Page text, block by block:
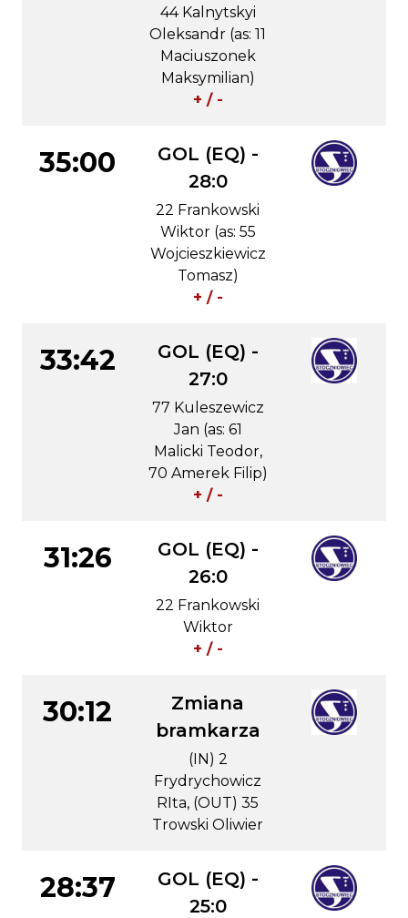
44 Kalnytskyi
Oleksandr (as: 11
Maciuszonek
Maksymilian)
+ / -
35:00
GOL (EQ) -
28:0
22 Frankowski
Wiktor (as: 55
Wojcieszkiewicz
Tomasz)
+ / -
33:42
GOL (EQ) -
27:0
77 Kuleszewicz
Jan (as: 61
Malicki Teodor,
70 Amerek Filip)
+ / -
31:26
GOL (EQ) -
26:0
22 Frankowski
Wiktor
+ / -
30:12
Zmiana
bramkarza
(IN) 2
Frydrychowicz
RIta, (OUT) 35
Trowski Oliwier
28:37
GOL (EQ) -
25:0